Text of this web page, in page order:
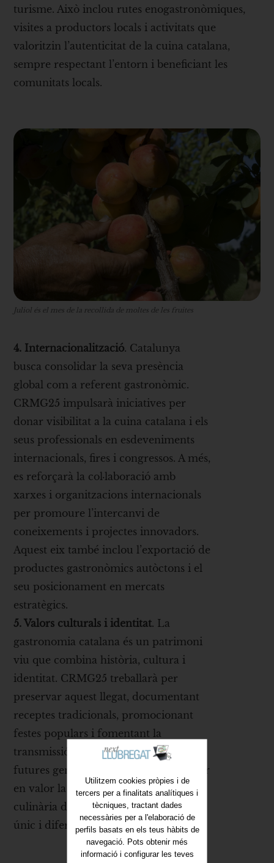
turisme. Això inclou rutes enogastronòmiques,
visites a productors locals i activitats que
valoritzin l’autenticitat de la cuina catalana,
sempre respectant l’entorn i beneficiant les
comunitats locals.
4. Internacionalització. Catalunya
busca consolidar la seva presència
global com a referent gastronòmic.
CRMG25 impulsarà iniciatives per
donar visibilitat a la cuina catalana i els
seus professionals en esdeveniments
internacionals, fires i congressos. A més,
es reforçarà la col·laboració amb
xarxes i organitzacions internacionals
per promoure l’intercanvi de
coneixements i projectes innovadors.
Aquest eix també inclou l’exportació de
productes gastronòmics autòctons i el
seu posicionament en mercats
estratègics.
5. Valors culturals i identitat. La
gastronomia catalana és un patrimoni
viu que combina història, cultura i
identitat. CRMG25 treballarà per
preservar aquest llegat, documentant
receptes tradicionals, promocionant
festes populars i fomentant la
transmissió d’aquest coneixement a les
futures generacions. L’objectiu és posar
en valor la diversitat i la riquesa
culinària del territori com un element
únic i diferenciador.
Juliol és el mes de la recollida de moltes de les fruites
Utilitzem cookies pròpies i de
tercers per a finalitats analítiques i
tècniques, tractant dades
necessàries per a l'elaboració de
perfils basats en els teus hàbits de
navegació. Pots obtenir més
informació i configurar les teves